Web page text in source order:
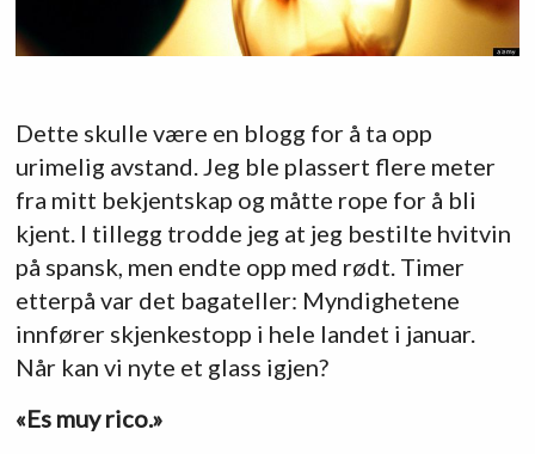
Dette skulle være en blogg for å ta opp
urimelig avstand. Jeg ble plassert flere meter
fra mitt bekjentskap og måtte rope for å bli
kjent. I tillegg trodde jeg at jeg bestilte hvitvin
på spansk, men endte opp med rødt. Timer
etterpå var det bagateller: Myndighetene
innfører skjenkestopp i hele landet i januar.
Når kan vi nyte et glass igjen?
«Es muy rico.»